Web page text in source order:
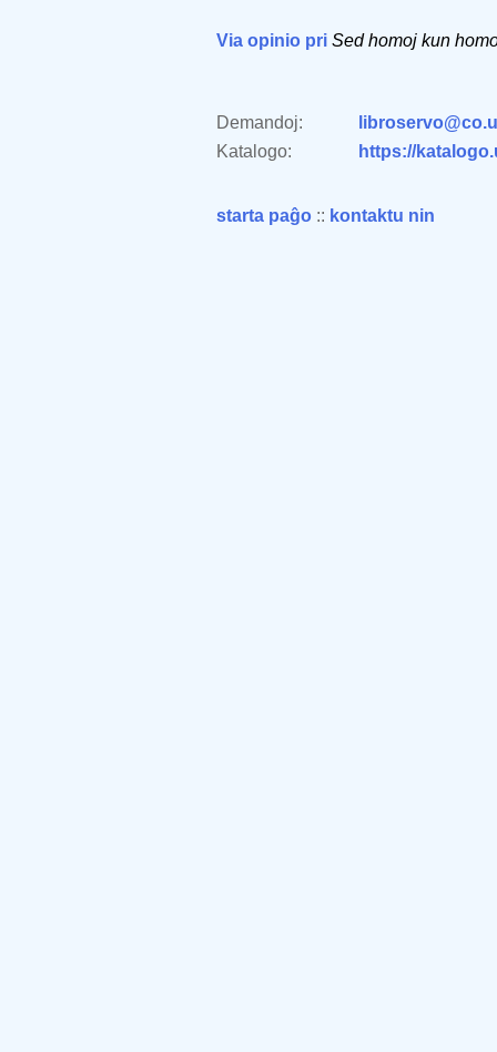
Via opinio pri Sed homoj kun
Demandoj:
Katalogo:
https://
starta paĝo :: kontaktu nin